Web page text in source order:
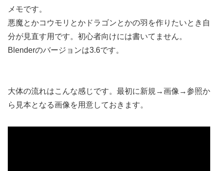
メモです。
悪魔とかコウモリとかドラゴンとかの羽を作りたいとき自
分が見直す用です。初心者向けには書いてません。
Blenderのバージョンは3.6です。
大体の流れはこんな感じです。最初に新規→画像→参照か
ら見本となる画像を用意しておきます。